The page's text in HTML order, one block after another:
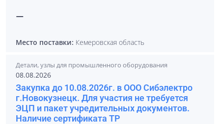
—
Место поставки: Кемеровская область
Детали, узлы для промышленного оборудования
08.08.2026
Закупка до 10.08.2026г. в ООО Сибэлектро
г.Новокузнецк. Для участия не требуется
ЭЦП и пакет учредительных документов.
Наличие сертификата ТР